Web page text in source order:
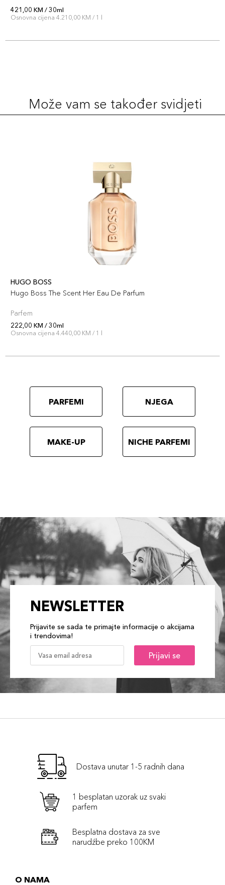
421,00 KM / 30ml
Osnovna cijena 4.210,00 KM / 1 l
Može vam se također svidjeti
HUGO BOSS
Hugo Boss The Scent Her Eau De Parfum
Parfem
222,00 KM / 30ml
Osnovna cijena 4.440,00 KM / 1 l
PARFEMI NJEGA
MAKE-UP NICHE PARFEMI
NEWSLETTER
Prijavite se sada te primajte informacije o akcijama
i trendovima!
Prijavi se
Dostava unutar 1-5 radnih dana
1 besplatan uzorak uz svaki
parfem
Besplatna dostava za sve
narudźbe preko 100KM
O NAMA